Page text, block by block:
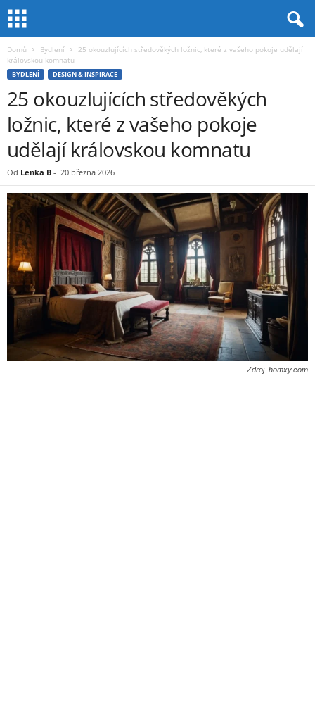
Domů Bydlení
25 okouzlujících středověkých ložnic, které z vašeho pokoje udělají
královskou komnatu
BYDLENÍ DESIGN & INSPIRACE
25 okouzlujících středověkých
ložnic, které z vašeho pokoje
udělají královskou komnatu
Od Lenka B - 20 března 2026
Zdroj. homxy.com